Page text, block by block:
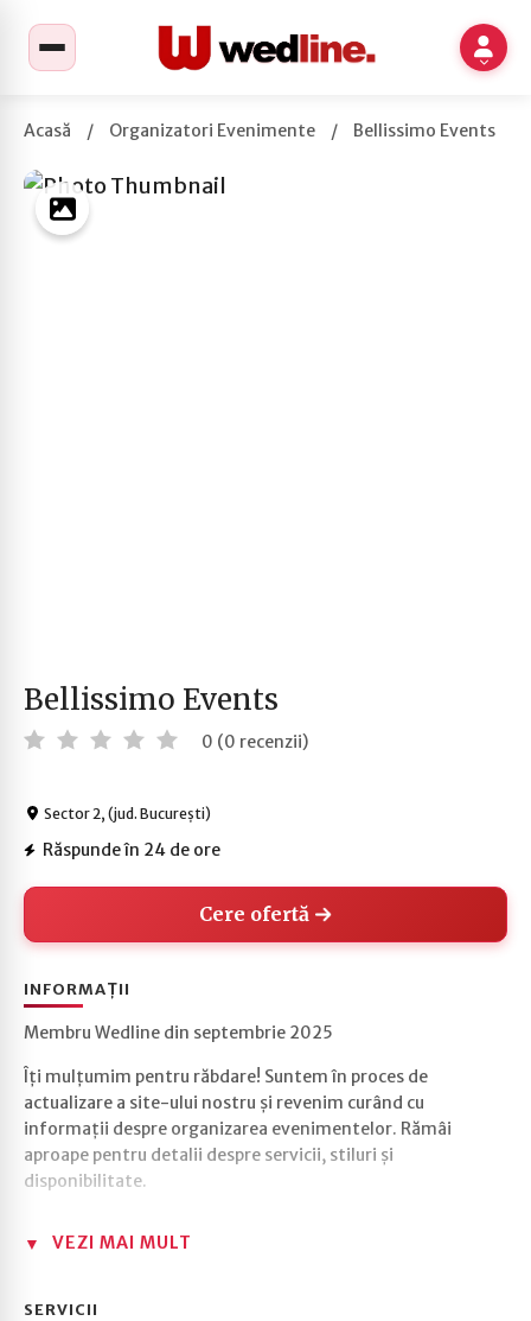
Acasă / Organizatori Evenimente / Bellissimo Events
Bellissimo Events
0 (0 recenzii)
Sector 2, (jud. București)
Răspunde în 24 de ore
Cere ofertă
INFORMAȚII
Membru Wedline din septembrie 2025
Îți mulțumim pentru răbdare! Suntem în proces de
actualizare a site-ului nostru și revenim curând cu
informații despre organizarea evenimentelor. Rămâi
aproape pentru detalii despre servicii, stiluri și
disponibilitate.
VEZI MAI MULT
SERVICII